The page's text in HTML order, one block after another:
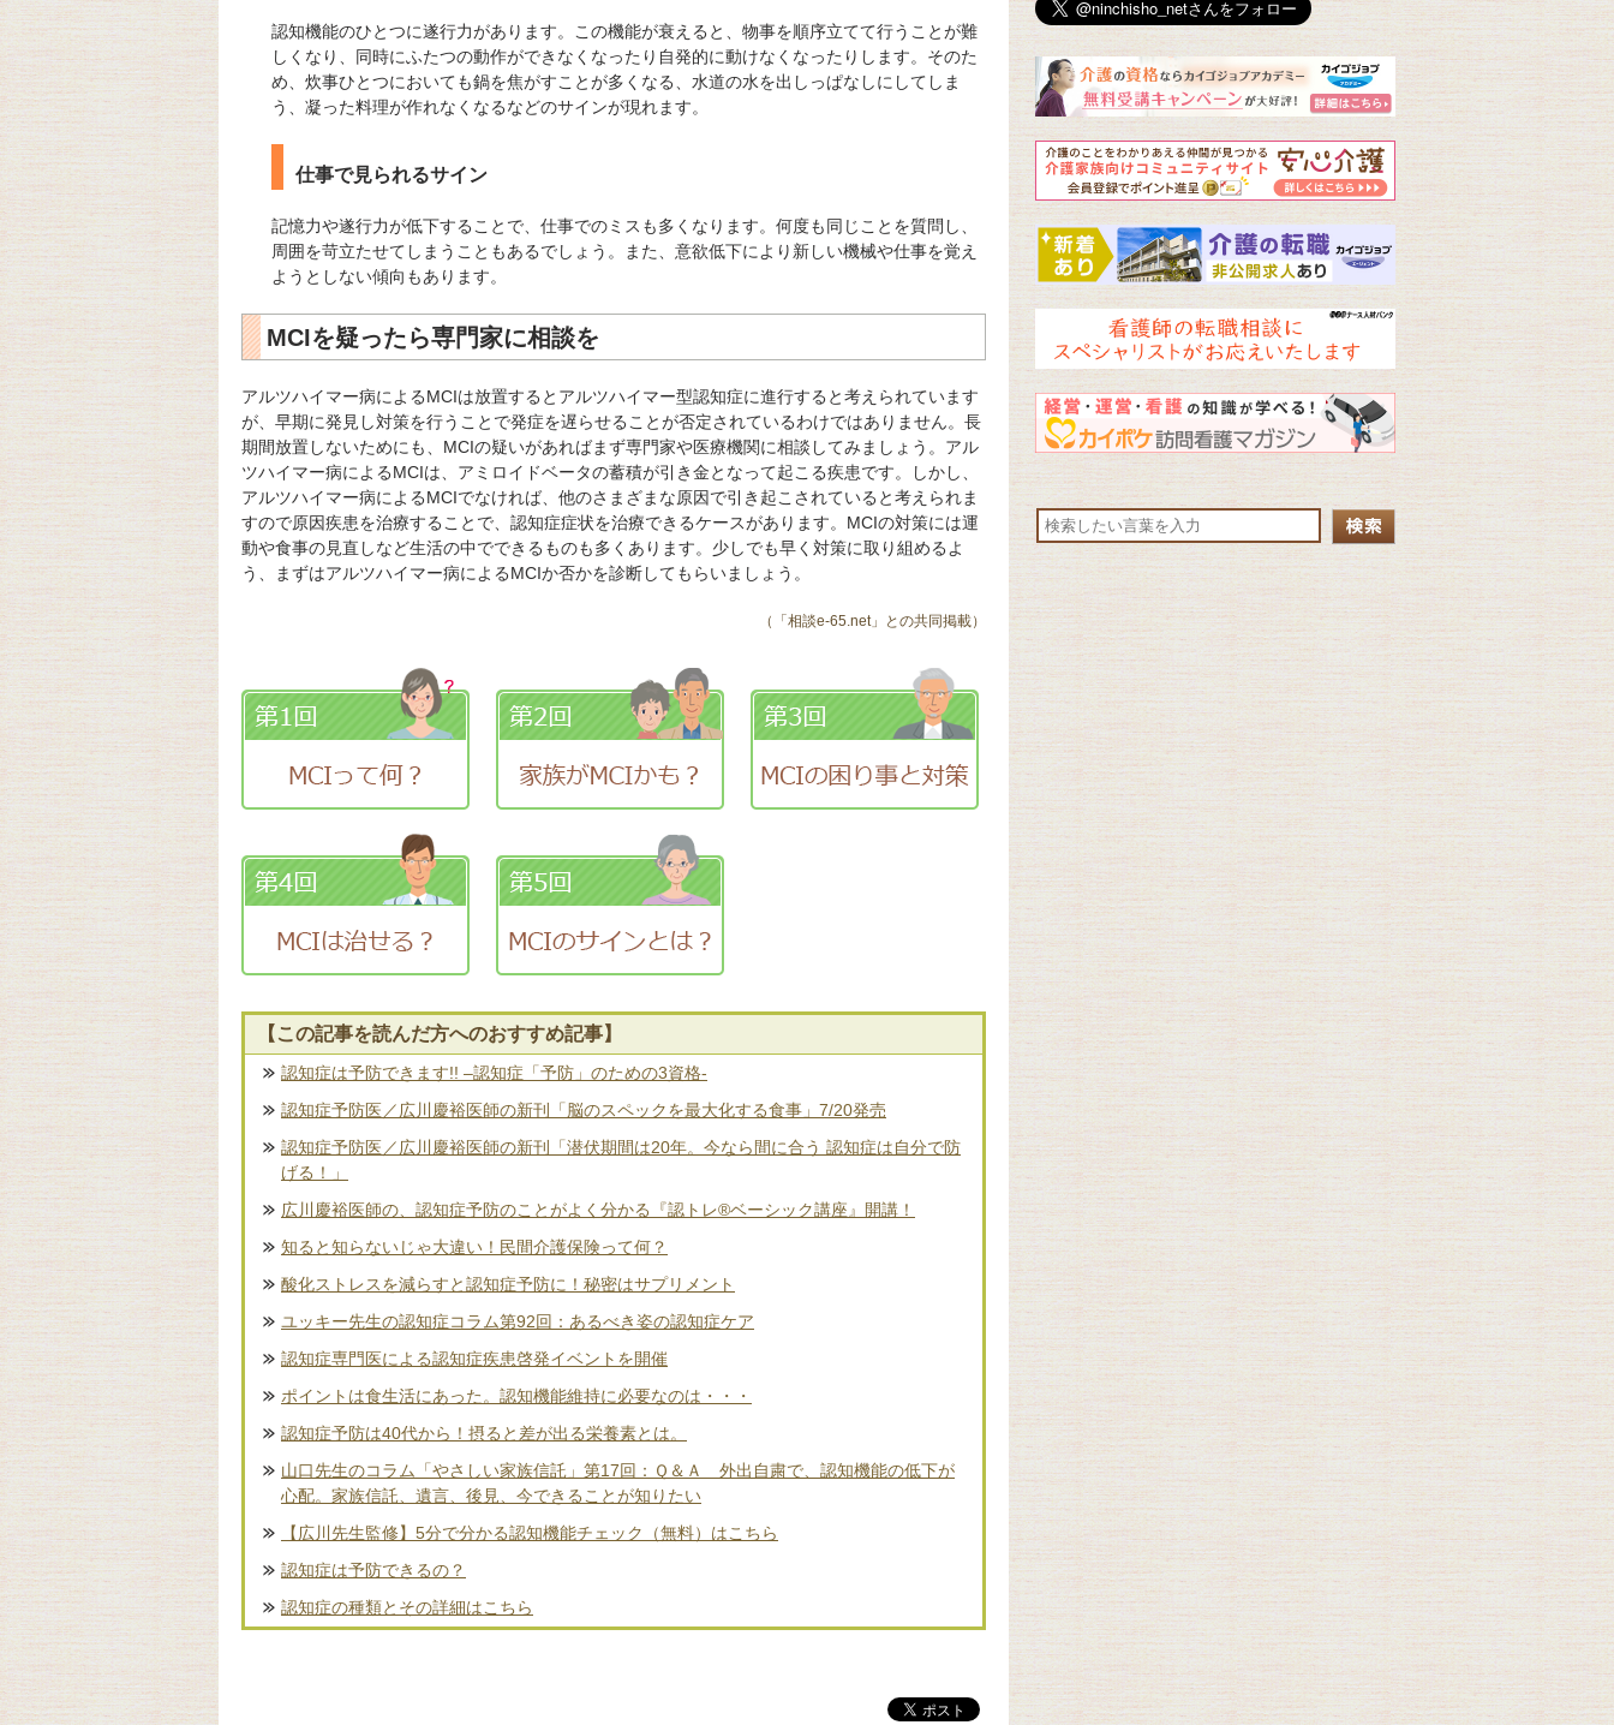
認知機能のひとつに遂行力があります。この機能が衰えると、物事を順序立てて行うことが難
しくなり、同時にふたつの動作ができなくなったり自発的に動けなくなったりします。そのた
め、炊事ひとつにおいても鍋を焦がすことが多くなる、水道の水を出しっぱなしにしてしま
う、凝った料理が作れなくなるなどのサインが現れます。
仕事で見られるサイン
記憶力や遂行力が低下することで、仕事でのミスも多くなります。何度も同じことを質問し、
周囲を苛立たせてしまうこともあるでしょう。また、意欲低下により新しい機械や仕事を覚え
ようとしない傾向もあります。
MCIを疑ったら専門家に相談を
アルツハイマー病によるMCIは放置するとアルツハイマー型認知症に進行すると考えられています
が、早期に発見し対策を行うことで発症を遅らせることが否定されているわけではありません。長
期間放置しないためにも、MCIの疑いがあればまず専門家や医療機関に相談してみましょう。アル
ツハイマー病によるMCIは、アミロイドベータの蓄積が引き金となって起こる疾患です。しかし、
アルツハイマー病によるMCIでなければ、他のさまざまな原因で引き起こされていると考えられま
すので原因疾患を治療することで、認知症症状を治療できるケースがあります。MCIの対策には運
動や食事の見直しなど生活の中でできるものも多くあります。少しでも早く対策に取り組めるよ
う、まずはアルツハイマー病によるMCIか否かを診断してもらいましょう。
（「相談e-65.net」との共同掲載）
【この記事を読んだ方へのおすすめ記事】
認知症は予防できます!! –認知症「予防」のための3資格-
認知症予防医／広川慶裕医師の新刊「脳のスペックを最大化する食事」7/20発売
認知症予防医／広川慶裕医師の新刊「潜伏期間は20年。今なら間に合う 認知症は自分で防
げる！」
広川慶裕医師の、認知症予防のことがよく分かる『認トレ®️ベーシック講座』開講！
知ると知らないじゃ大違い！民間介護保険って何？
酸化ストレスを減らすと認知症予防に！秘密はサプリメント
ユッキー先生の認知症コラム第92回：あるべき姿の認知症ケア
認知症専門医による認知症疾患啓発イベントを開催
ポイントは食生活にあった。認知機能維持に必要なのは・・・
認知症予防は40代から！摂ると差が出る栄養素とは。
山口先生のコラム「やさしい家族信託」第17回：Ｑ＆Ａ 外出自粛で、認知機能の低下が
心配。家族信託、遺言、後見、今できることが知りたい
【広川先生監修】5分で分かる認知機能チェック（無料）はこちら
認知症は予防できるの？
認知症の種類とその詳細はこちら